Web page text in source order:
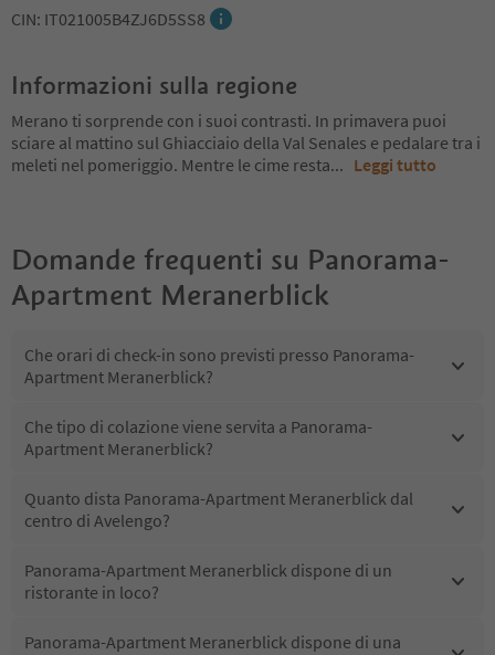
CIN: IT021005B4ZJ6D5SS8
Informazioni sulla regione
Merano ti sorprende con i suoi contrasti. In primavera puoi
sciare al mattino sul Ghiacciaio della Val Senales e pedalare tra i
meleti nel pomeriggio. Mentre le cime resta... Leggi tutto
Domande frequenti su Panorama-
Apartment Meranerblick
Che orari di check-in sono previsti presso Panorama-
Apartment Meranerblick?
Che tipo di colazione viene servita a Panorama-
Apartment Meranerblick?
Quanto dista Panorama-Apartment Meranerblick dal
centro di Avelengo?
Panorama-Apartment Meranerblick dispone di un
ristorante in loco?
Panorama-Apartment Meranerblick dispone di una